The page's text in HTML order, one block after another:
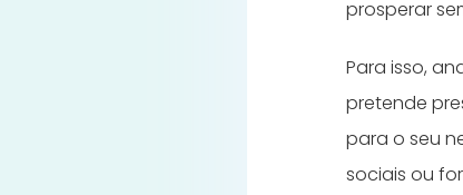
prosperar
Para isso,
pretende
para o seu
sociais ou